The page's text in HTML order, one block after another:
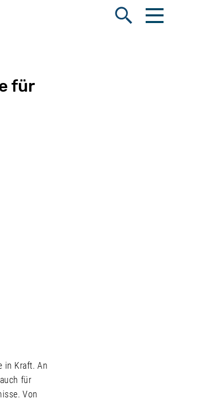
Suche öffnenMenü öffnen
für
in Kraft. An
für
Von